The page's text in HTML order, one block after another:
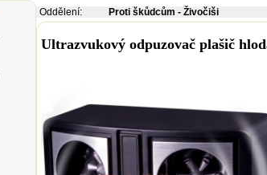
Oddělení: Proti škůdcům - Živočiši
Ultrazvukový odpuzovač plašič